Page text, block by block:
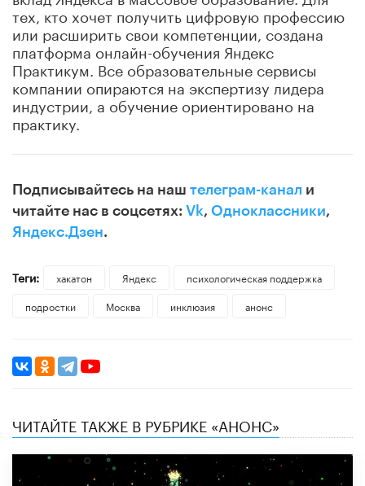
тех, кто хочет получить цифровую профессию
или расширить свои компетенции, создана
платформа онлайн-обучения Яндекс
Практикум. Все образовательные сервисы
компании опираются на экспертизу лидера
индустрии, а обучение ориентировано на
практику.
Подписывайтесь на наш телеграм-канал и
читайте нас в соцсетях: Vk, Одноклассники,
Яндекс.Дзен.
Теги: хакатон Яндекс
психологическая поддержка
подростки
Москва инклюзия анонс
ЧИТАЙТЕ ТАКЖЕ В РУБРИКЕ «АНОНС»